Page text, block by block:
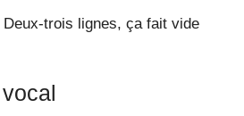
trois lignes, ça fait vide